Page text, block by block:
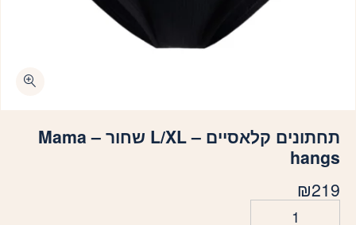
תחתונים קלאסיים – L/XL שחור – Mama
hangs
₪219